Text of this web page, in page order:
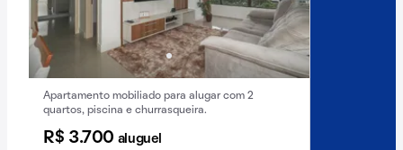
Apartamento mobiliado para alugar com 2
quartos, piscina e churrasqueira.
R$ 3.700 aluguel